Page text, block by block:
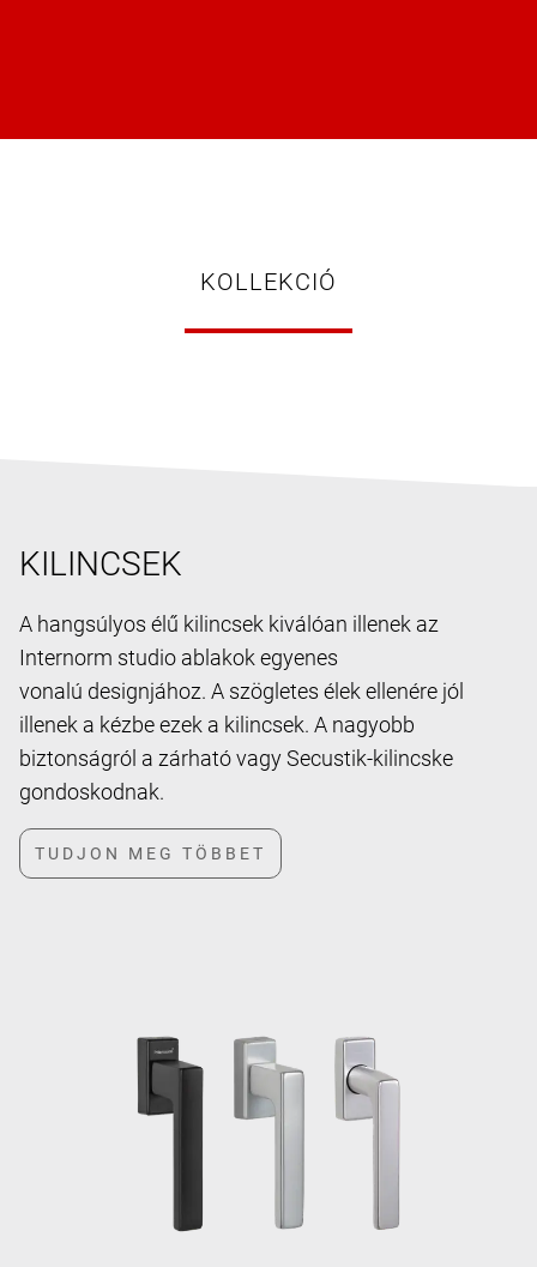
KOLLEKCIÓ
KILINCSEK
A hangsúlyos élű kilincsek kiválóan illenek az
Internorm studio ablakok egyenes
vonalú designjához. A szögletes élek ellenére jól
illenek a kézbe ezek a kilincsek. A nagyobb
biztonságról a zárható vagy Secustik-kilincske
gondoskodnak.